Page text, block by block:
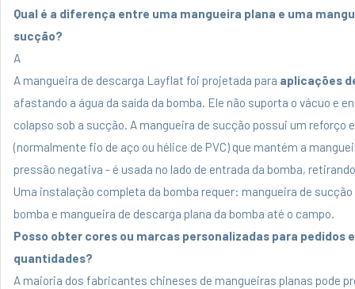
Qual é a diferença entre uma mangueira plana e uma
sucção?
A
A mangueira de descarga Layflat foi projetada para aplicações
afastando a água da saída da bomba. Ele não suporta o vácuo e
colapso sob a sucção. A mangueira de sucção possui um reforço
(normalmente fio de aço ou hélice de PVC) que mantém a
pressão negativa - é usada no lado de entrada da bomba,
Uma instalação completa da bomba requer: mangueira de
bomba e mangueira de descarga plana da bomba até o campo.
Posso obter cores ou marcas personalizadas para pedidos
quantidades?
A maioria dos fabricantes chineses de mangueiras planas pode